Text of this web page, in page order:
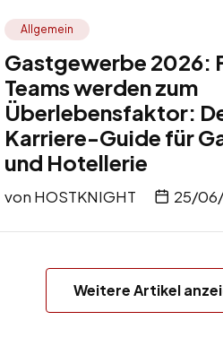
Allgemein
Gastgewerbe 2026:
Teams werden zum
Überlebensfaktor:
Karriere-Guide für
und Hotellerie
von HOSTKNIGHT 25/
Weitere Artikel